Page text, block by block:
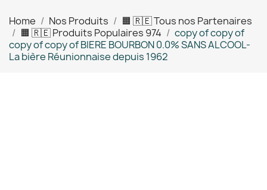
Home Nos Produits
🟧 🇷🇪 Tous nos Partenaires
🟧 🇷🇪 Produits Populaires 974
copy of copy of
copy of copy of BIERE BOURBON 0.0% SANS ALCOOL-
La bière Réunionnaise depuis 1962